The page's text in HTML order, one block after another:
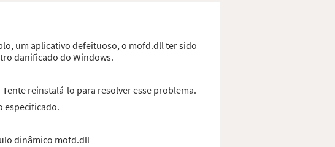
um aplicativo defeituoso, o mofd.dll ter sido
danificado do Windows.
reinstalá-lo para resolver esse problema.
especificado.
dinâmico mofd.dll